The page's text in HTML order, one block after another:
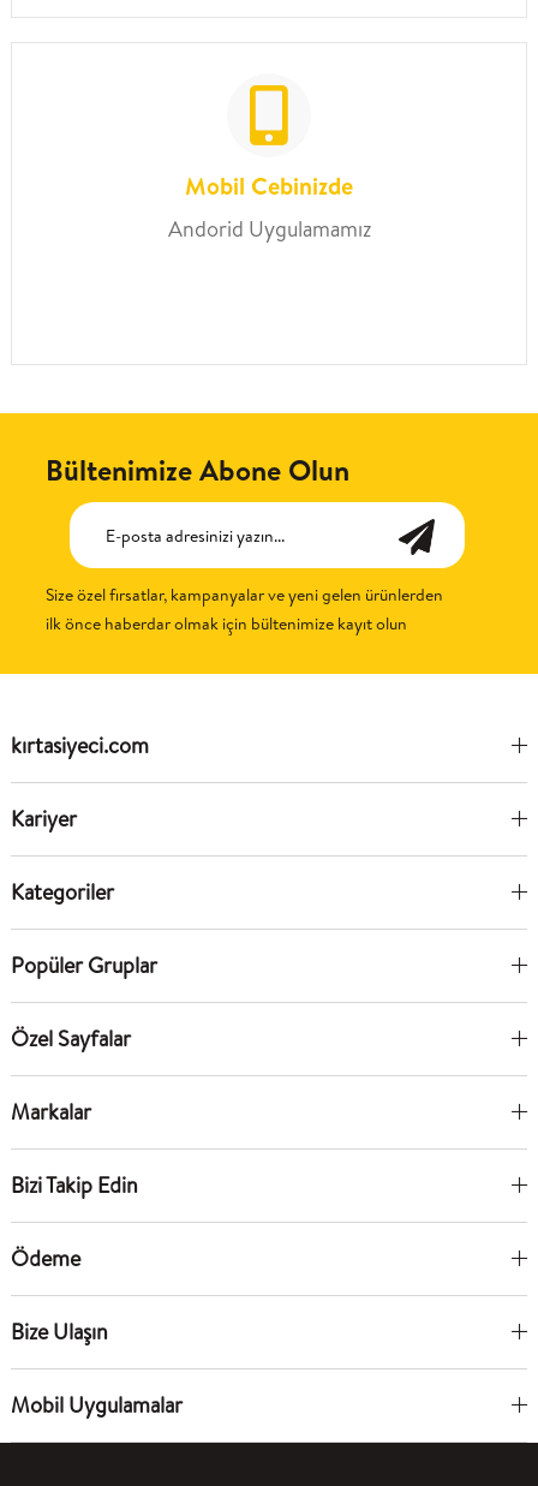
Mobil Cebinizde
Andorid Uygulamamız
Bültenimize Abone Olun
Size özel fırsatlar, kampanyalar ve yeni gelen ürünlerden
ilk önce haberdar olmak için bültenimize kayıt olun
kırtasiyeci.com
Kariyer
Kategoriler
Popüler Gruplar
Özel Sayfalar
Markalar
Bizi Takip Edin
Ödeme
Bize Ulaşın
Mobil Uygulamalar